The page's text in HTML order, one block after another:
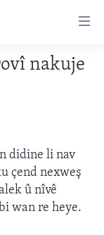
nakuje
didine li nav
çend nexweş
û nîvê
wan re heye.